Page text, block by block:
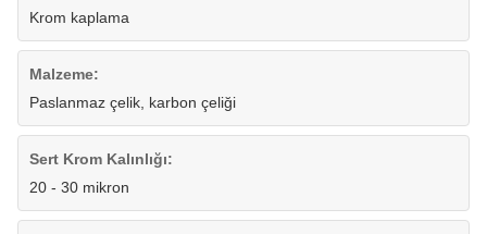
Krom kaplama
Malzeme:
Paslanmaz çelik, karbon çeliği
Sert Krom Kalınlığı:
20 - 30 mikron